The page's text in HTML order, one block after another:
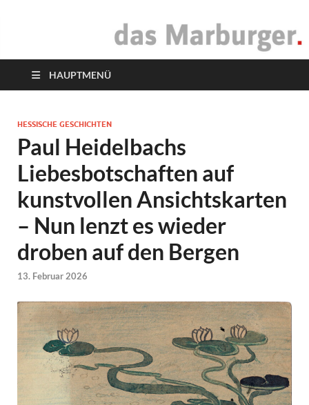
das Marburger.
HAUPTMENÜ
HESSISCHE GESCHICHTEN
Paul Heidelbachs
Liebesbotschaften auf
kunstvollen Ansichtskarten
– Nun lenzt es wieder
droben auf den Bergen
13. Februar 2026